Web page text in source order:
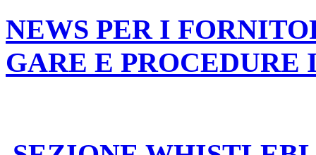
NEWS PER I
GARE E PROCEDURE